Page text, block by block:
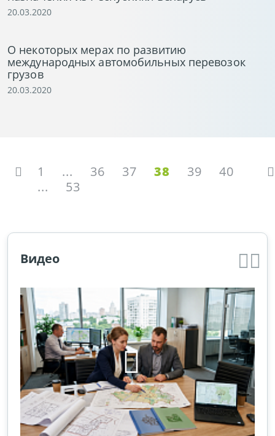
20.03.2020
О некоторых мерах по развитию
международных автомобильных перевозок
грузов
20.03.2020
1 ... 36 37 38 39
40
...
53
Видео